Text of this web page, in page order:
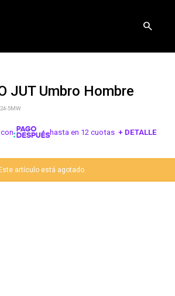
JUT Umbro Hombre
5MW
hasta en 12 cuotas + DETALLE
¡ME INTERESA!
Este artículo está agotado.